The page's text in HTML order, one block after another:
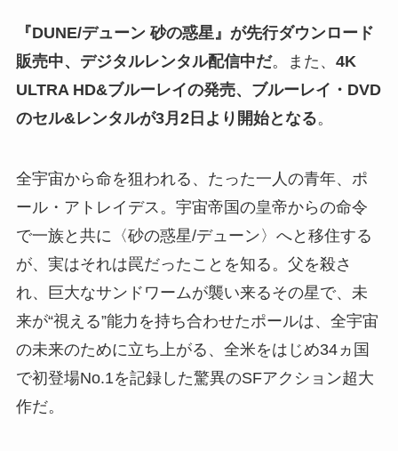
『DUNE/デューン 砂の惑星』が先行ダウンロード
販売中、 デジタルレンタル配信中だ。また、 4K
ULTRA HD&ブルーレイの発売、ブルーレイ・DVD
のセル&レンタルが3月2日より開始となる。
全宇宙から命を狙われる、たった一人の青年、ポ
ール・アトレイデス。宇宙帝国の皇帝からの命令
で一族と共に〈砂の惑星/デューン〉へと移住する
が、実はそれは罠だったことを知る。父を殺さ
れ、巨大なサンドワームが襲い来るその星で、未
来が“視える”能力を持ち合わせたポールは、全宇宙
の未来のために立ち上がる、全米をはじめ34ヵ国
で初登場No.1を記録した驚異のSFアクション超大
作だ。